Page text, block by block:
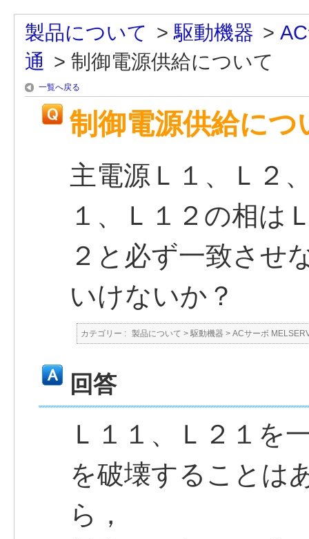
製品について >駆動機器 >
通 > 制御電源供給について
一覧へ戻る
制御電源供給につ
主電源Ｌ１、Ｌ２
１、Ｌ１２の相は
２と必ず一致させ
いけないか？
カテゴリー : 製品について > 駆動機器 > ACサーボ
回答
Ｌ１１、Ｌ２１を
を破壊することは
ら，